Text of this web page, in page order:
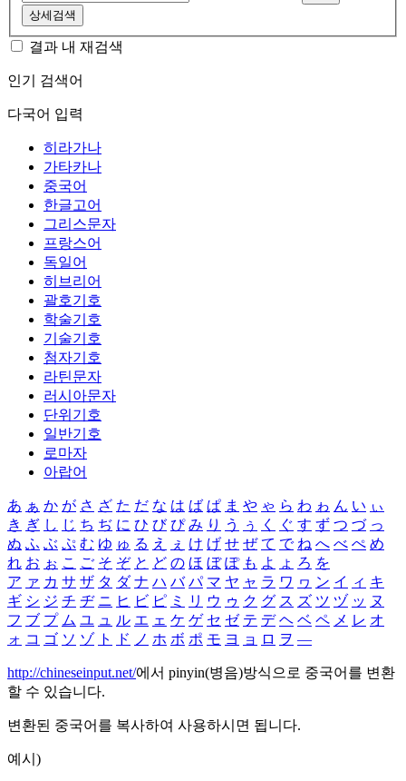
상세검색
결과 내 재검색
인기 검색어
다국어 입력
히라가나
가타카나
중국어
한글고어
그리스문자
프랑스어
독일어
히브리어
괄호기호
학술기호
기술기호
첨자기호
라틴문자
러시아문자
단위기호
일반기호
로마자
아랍어
あ ぁ か が さ ざ た だ な は ば ぱ ま や ゃ ら わ ゎ ん い ぃ
き ぎ し じ ち ぢ に ひ び ぴ み り う ぅ く ぐ す ず つ づ っ
ぬ ふ ぶ ぷ む ゆ ゅ る え ぇ け げ せ ぜ て で ね へ べ ぺ め
れ お ぉ こ ご そ ぞ と ど の ほ ぼ ぽ も よ ょ ろ を
ア ァ カ サ ザ タ ダ ナ ハ バ パ マ ヤ ャ ラ ワ ヮ ン イ ィ キ
ギ シ ジ チ ヂ ニ ヒ ビ ピ ミ リ ウ ゥ ク グ ス ズ ツ ヅ ッ ヌ
フ ブ プ ム ユ ュ ル エ ェ ケ ゲ セ ゼ テ デ ヘ ベ ペ メ レ オ
ォ コ ゴ ソ ゾ ト ド ノ ホ ボ ポ モ ヨ ョ ロ ヲ ―
http://chineseinput.net/에서 pinyin(병음)방식으로 중국어를 변환
할 수 있습니다.
변환된 중국어를 복사하여 사용하시면 됩니다.
예시)